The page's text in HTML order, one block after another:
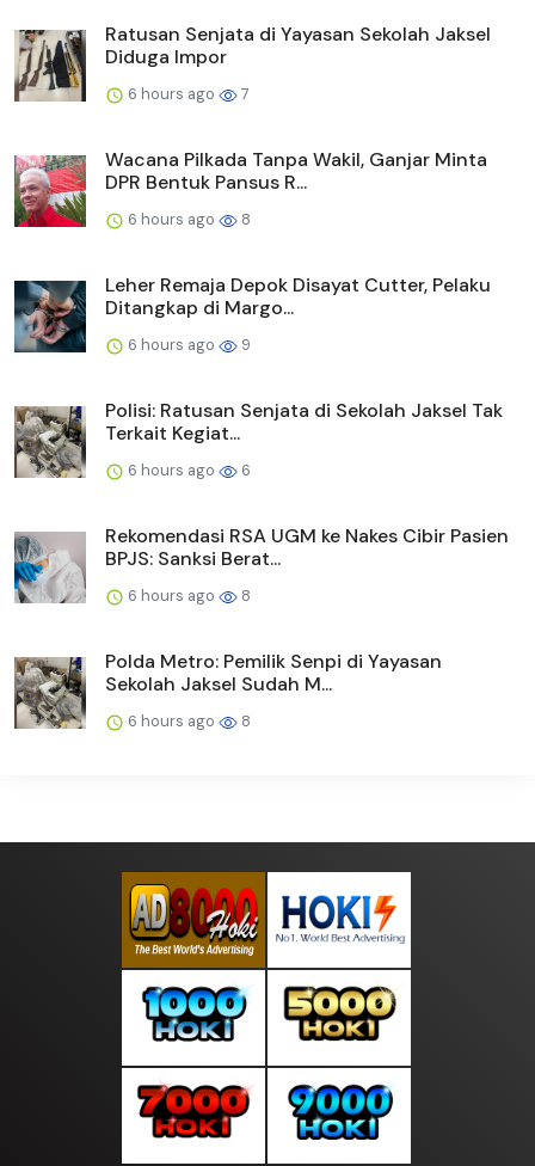
Ratusan Senjata di Yayasan Sekolah Jaksel
Diduga Impor
6 hours ago 7
Wacana Pilkada Tanpa Wakil, Ganjar Minta
DPR Bentuk Pansus R...
6 hours ago 8
Leher Remaja Depok Disayat Cutter, Pelaku
Ditangkap di Margo...
6 hours ago 9
Polisi: Ratusan Senjata di Sekolah Jaksel Tak
Terkait Kegiat...
6 hours ago 6
Rekomendasi RSA UGM ke Nakes Cibir Pasien
BPJS: Sanksi Berat...
6 hours ago 8
Polda Metro: Pemilik Senpi di Yayasan
Sekolah Jaksel Sudah M...
6 hours ago 8